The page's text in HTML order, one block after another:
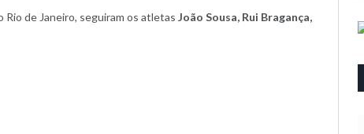
de Janeiro, seguiram os atletas João Sousa, Rui Bragança,